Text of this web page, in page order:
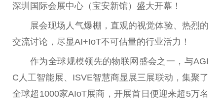
深圳国际会展中心（宝安新馆）盛大开幕！
展会现场人气爆棚，直观的视觉体验、热烈的
交流讨论，尽显AI+IoT不可估量的行业活力！
作为全球规模领先的物联网盛会之一，与AGI
C人工智能展、ISVE智慧商显展三展联动，集聚了
全球超1000家AIoT展商，开展首日便迎来超5万名